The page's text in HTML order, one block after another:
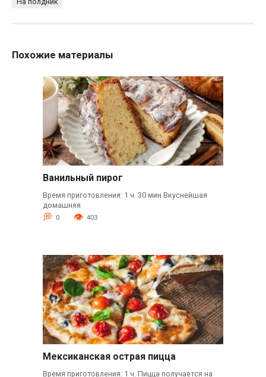
Похожие материалы
Ванильный пирог
Время приготовления: 1 ч. 30 мин Вкуснейшая
домашняя
0 403
Мексиканская острая пицца
Время приготовления: 1 ч. Пицца получается на